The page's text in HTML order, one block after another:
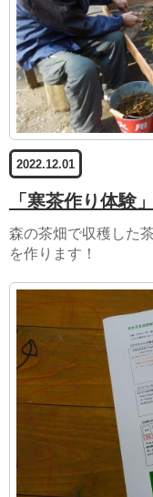
2022.12.01
「寒茶作り体
森の茶畑で収穫した
を作ります！